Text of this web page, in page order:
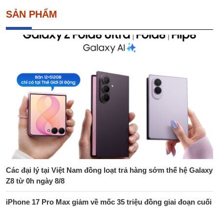
SẢN PHẨM
Các đại lý tại Việt Nam đồng loạt trả hàng sớm thế hệ Galaxy
Z8 từ 0h ngày 8/8
iPhone 17 Pro Max giảm về mốc 35 triệu đồng giai đoạn cuối